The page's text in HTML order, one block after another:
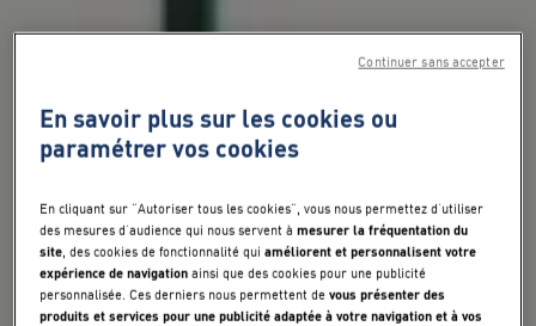
En savoir plus sur les cookies ou
paramétrer vos cookies
En cliquant sur "Autoriser tous les cookies", vous nous permettez d’utiliser
des mesures d’audience qui nous servent àmesurer la fréquentation du
site, des cookies de fonctionnalité quiaméliorent et personnalisent votre
expérience de navigation ainsi que des cookies pour une publicité
personnalisée. Ces derniers nous permettent devous présenter des
produits et services pour une publicité adaptée à votre navigation et à vos
Continuer sans accepter